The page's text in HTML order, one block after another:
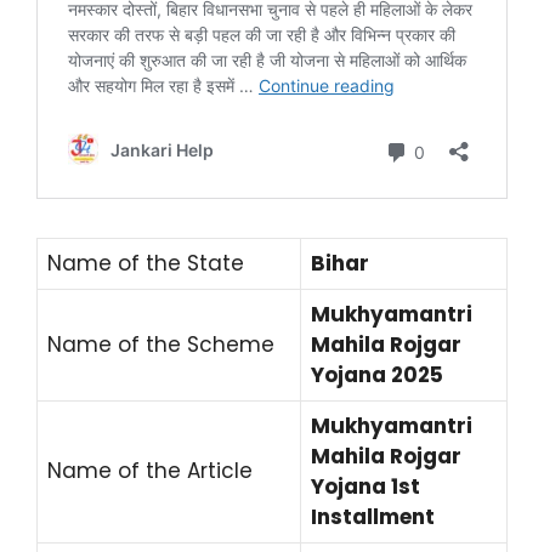
Name of the State Bihar
Name of the Scheme
Mukhyamantri
Mahila Rojgar
Yojana 2025
Name of the Article
Mukhyamantri
Mahila Rojgar
Yojana 1st
Installment